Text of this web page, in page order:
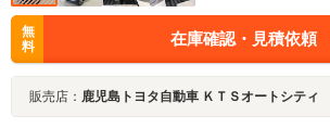
無
料
在庫確認・見積依頼
販売店： 鹿児島トヨタ自動車 ＫＴＳオートシティ